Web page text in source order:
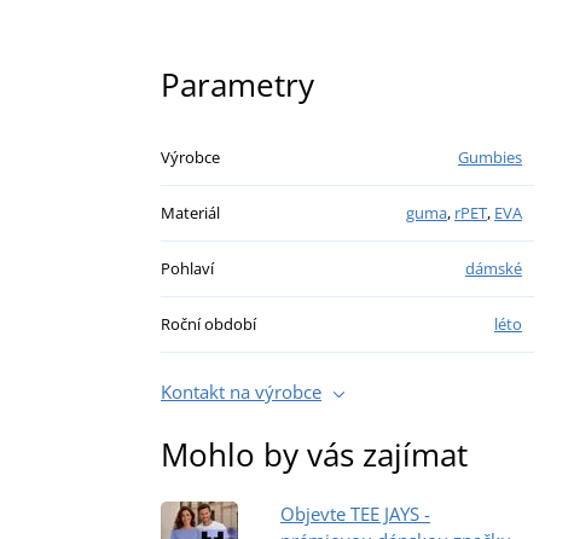
Parametry
Výrobce Gumbies
Materiál guma, rPET, EVA
Pohlaví dámské
Roční období léto
Kontakt na výrobce
Mohlo by vás zajímat
Objevte TEE JAYS -